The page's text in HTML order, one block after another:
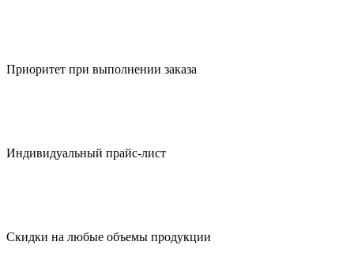
Приоритет при выполнении заказа
Индивидуальный прайс-лист
Скидки на любые объемы продукции